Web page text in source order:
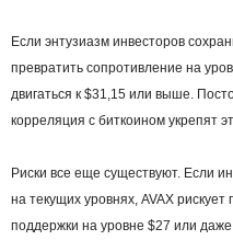
Если энтузиазм инвесторов
превратить сопротивление на
двигаться к $31,15 или выше.
корреляция с биткоином укрепят
Риски все еще существуют. Если
на текущих уровнях, AVAX
поддержки на уровне $27 или